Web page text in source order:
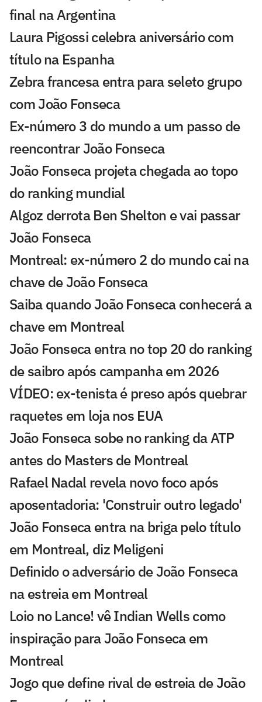
final na Argentina
Laura Pigossi celebra aniversário com
título na Espanha
Zebra francesa entra para seleto grupo
com João Fonseca
Ex-número 3 do mundo a um passo de
reencontrar João Fonseca
João Fonseca projeta chegada ao topo
do ranking mundial
Algoz derrota Ben Shelton e vai passar
João Fonseca
Montreal: ex-número 2 do mundo cai na
chave de João Fonseca
Saiba quando João Fonseca conhecerá a
chave em Montreal
João Fonseca entra no top 20 do ranking
de saibro após campanha em 2026
VÍDEO: ex-tenista é preso após quebrar
raquetes em loja nos EUA
João Fonseca sobe no ranking da ATP
antes do Masters de Montreal
Rafael Nadal revela novo foco após
aposentadoria: 'Construir outro legado'
João Fonseca entra na briga pelo título
em Montreal, diz Meligeni
Definido o adversário de João Fonseca
na estreia em Montreal
Loio no Lance! vê Indian Wells como
inspiração para João Fonseca em
Montreal
Jogo que define rival de estreia de João